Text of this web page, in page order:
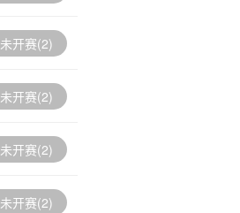
未开赛(2)
未开赛(2)
未开赛(2)
未开赛(2)